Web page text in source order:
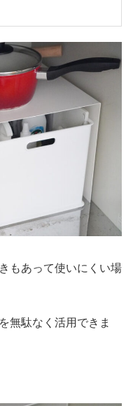
もあって使いにくい場
無駄なく活用できま